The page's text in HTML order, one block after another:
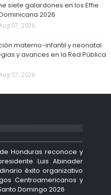
siete galardones en los Effie
2026
07, 2026
materno-infantil y neonatal
y avances en la Red Pública
07, 2026
Honduras reconoce y
Luis Abinader
éxito organizativo
Centroamericanos y
Domingo 2026